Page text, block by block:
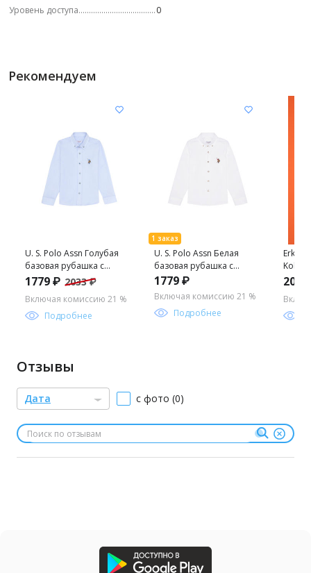
Уровень доступа
0
Рекомендуем
U. S. Polo Assn Голубая
базовая рубашка с
длинным рукавом для
1779 ₽ 2033 ₽
Включая комиссию 21 %
Подробнее
U. S. Polo Assn Белая
базовая рубашка с
длинным рукавом для
мальчика
1779 ₽
Включая комиссию 21 %
Подробнее
Erkek
Kollu
Отзывы
Дата с фото (0)